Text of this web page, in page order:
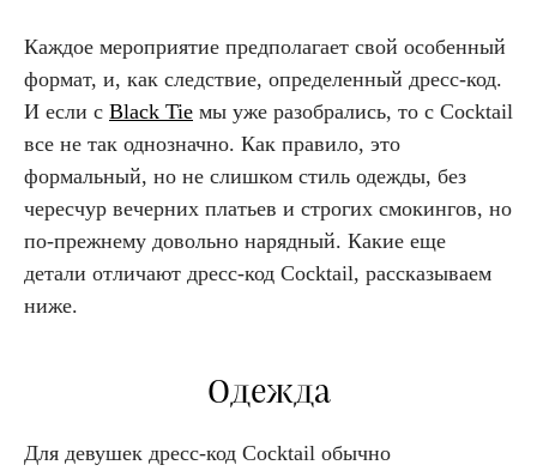
Каждое мероприятие предполагает свой особенный
формат, и, как следствие, определенный дресс-код.
И если с Black Tie мы уже разобрались, то с Cocktail
все не так однозначно. Как правило, это
формальный, но не слишком стиль одежды, без
чересчур вечерних платьев и строгих смокингов, но
по-прежнему довольно нарядный. Какие еще
детали отличают дресс-код Cocktail, рассказываем
ниже.
Одежда
Для девушек дресс-код Cocktail обычно